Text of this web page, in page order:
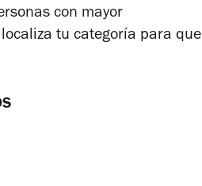
con mayor
tu categoría para que